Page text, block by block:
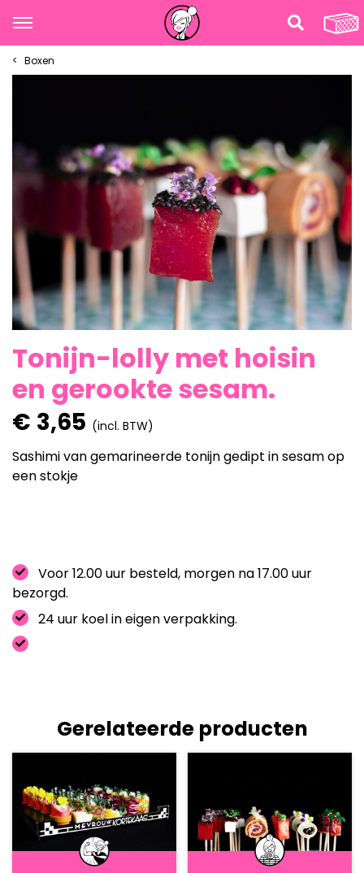
Boxen
Tonijn-lolly met hoisin
en gerookte sesam.
€ 3,65 (incl. BTW)
Sashimi van gemarineerde tonijn gedipt in sesam op
een stokje
Voor 12.00 uur besteld, morgen na 17.00 uur
bezorgd.
24 uur koel in eigen verpakking.
Gerelateerde producten